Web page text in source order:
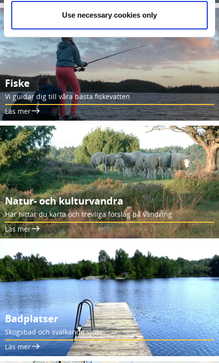
Use necessary cookies only
Fiske
Vi guidar dig till våra bästa fiskevatten
Läs mer
Natur- och kulturvandra
Här hittar du karta och trevliga förslag på vandring
Läs mer
Badplatser
Skogsbad och svalkande sjöar
Läs mer